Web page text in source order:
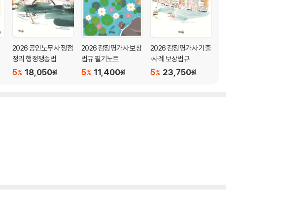
2026 공인노무사 쟁점
정리 행정쟁송법
18,050원
5%
2026 감정평가사 보상
법규 필기노트
11,400원
5%
2026 감정평가사 기출
·사례 보상법규
23,750원
5%